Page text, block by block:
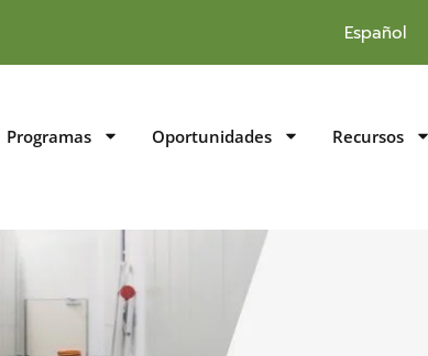
Español
Programas Oportunidades Recursos